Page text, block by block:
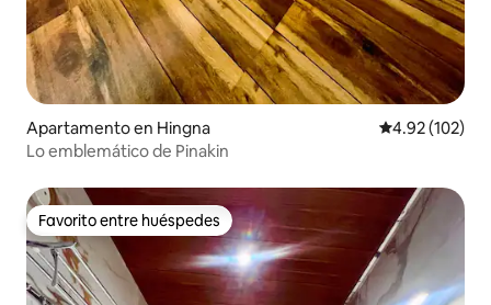
Apartamento en Hingna Calificación
4.92 (102)
Lo emblemático de Pinakin
Favorito entre huéspedes
Favorito entre huéspedes